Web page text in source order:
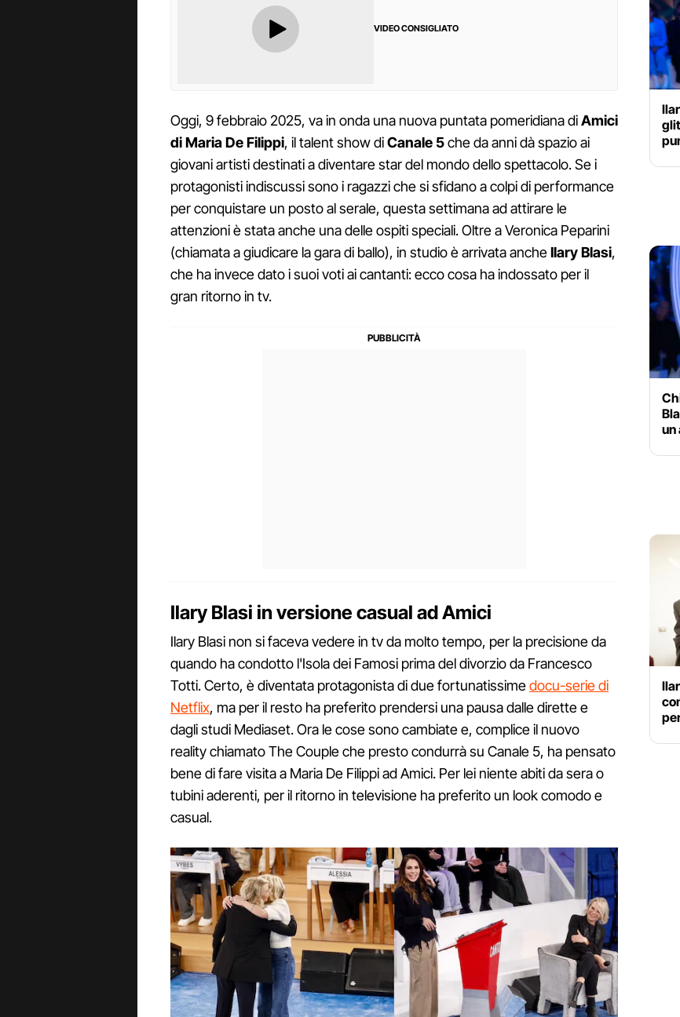
VIDEO CONSIGLIATO
Oggi, 9 febbraio 2025, va in onda una nuova puntata pomeridiana diAmici
di Maria De Filippi, il talent show diCanale 5che da anni dà spazio ai
giovani artisti destinati a diventare star del mondo dello spettacolo. Se i
protagonisti indiscussi sono i ragazzi che si sfidano a colpi di performance
per conquistare un posto al serale, questa settimana ad attirare le
attenzioni è stata anche una delle ospiti speciali. Oltre a Veronica Peparini
(chiamata a giudicare la gara di ballo), in studio è arrivata ancheIlary Blasi,
che ha invece dato i suoi voti ai cantanti: ecco cosa ha indossato per il
gran ritorno in tv.
Ilary Blasi in versione casual ad Amici
Ilary Blasi non si faceva vedere in tv da molto tempo, per la precisione da
quando ha condotto l'Isola dei Famosi prima del divorzio da Francesco
Totti. Certo, è diventata protagonista di due fortunatissimedocu-serie di
Netflix, ma per il resto ha preferito prendersi una pausa dalle dirette e
dagli studi Mediaset. Ora le cose sono cambiate e, complice il nuovo
reality chiamato The Couple che presto condurrà su Canale 5, ha pensato
bene di fare visita a Maria De Filippi ad Amici. Per lei niente abiti da sera o
tubini aderenti, per il ritorno in televisione ha preferito un look comodo e
casual.
un